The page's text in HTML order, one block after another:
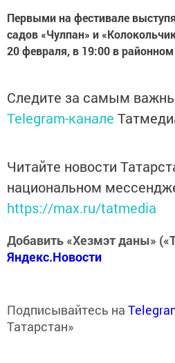
Первыми на фестивале
садов «Чулпан» и
20 февраля, в 19:00 в
Следите за самым
Telegram-канале
Читайте новости
национальном
https://max.ru/tatmedia
Добавить «Хезмэт даны»
Яндекс.Новости
Подписывайтесь на
Татарстан»